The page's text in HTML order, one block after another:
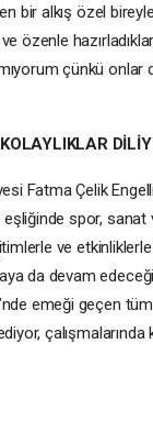
bir alkış özel
özenle
çünkü onlar
Fatma Çelik
spor, sanat
ve
da devam
emeği geçen
çalışmalarında